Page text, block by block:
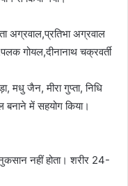
अग्रवाल,प्रतिभा अग्रवाल
गोयल,दीनानाथ चक्रवर्ती
मधु जैन, मीरा गुप्ता, निधि
में सहयोग किया।
नहीं होता। शरीर 24-